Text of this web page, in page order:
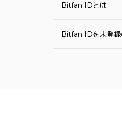
Bitfan IDとは
Bitfan IDを未登録